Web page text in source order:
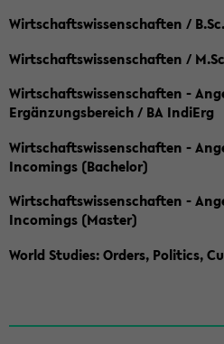
Wirtschaftswissenschaften / B.Sc.
Wirtschaftswissenschaften /
Wirtschaftswissenschaften -
Ergänzungsbereich / BA IndiErg
Wirtschaftswissenschaften -
Incomings (Bachelor)
Wirtschaftswissenschaften -
Incomings (Master)
World Studies: Orders, Politics,